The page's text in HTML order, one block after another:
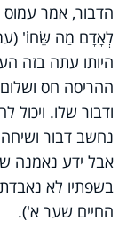
הדבור, אמר עמוס
לְאָדָם מַה שֵּׂחוֹ'
היותו עתה בזה
ההריסה חס
ודבור שלו.
נחשב דבור
אבל ידע נאמנה
בשפתיו לא
החיים שער א').